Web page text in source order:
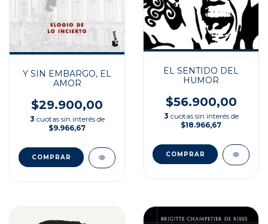
Y SIN EMBARGO, EL
AMOR
$29.900,00
3 cuotas sin interés de
$9.966,67
EL SENTIDO DEL
HUMOR
$56.900,00
3 cuotas sin interés de
$18.966,67